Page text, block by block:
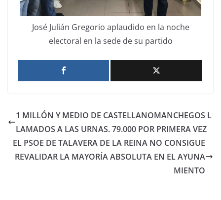
José Julián Gregorio aplaudido en la noche
electoral en la sede de su partido
1 MILLÓN Y MEDIO DE CASTELLANOMANCHEGOS L
LAMADOS A LAS URNAS. 79.000 POR PRIMERA VEZ
EL PSOE DE TALAVERA DE LA REINA NO CONSIGUE
REVALIDAR LA MAYORÍA ABSOLUTA EN EL AYUNA
MIENTO